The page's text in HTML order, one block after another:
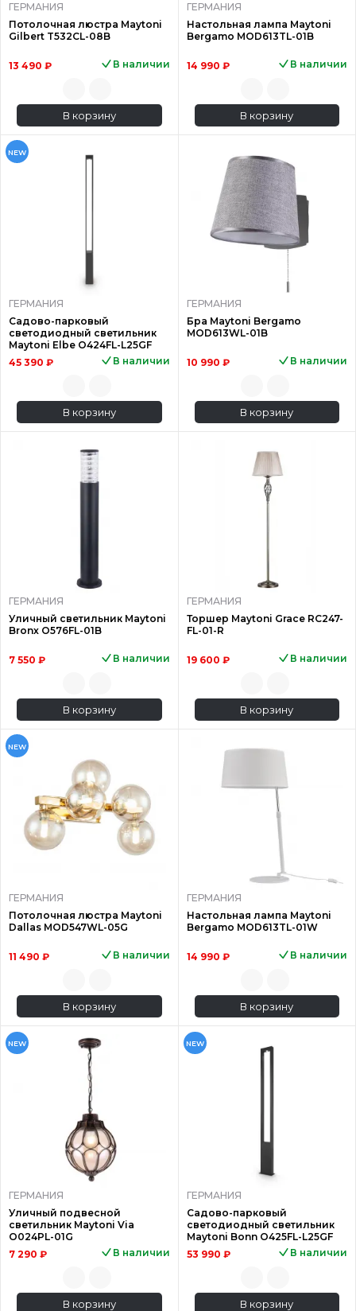
ГЕРМАНИЯ
Потолочная люстра Maytoni
Gilbert T532CL-08B
13 490 ₽ В наличии
В корзину
ГЕРМАНИЯ
Настольная лампа Maytoni
Bergamo MOD613TL-01B
14 990 ₽ В наличии
В корзину
NEW
ГЕРМАНИЯ
Садово-парковый
светодиодный светильник
Maytoni Elbe O424FL-L25GF
45 390 ₽
В наличии
В корзину
ГЕРМАНИЯ
Бра Maytoni Bergamo
MOD613WL-01B
10 990 ₽ В наличии
В корзину
ГЕРМАНИЯ
Уличный светильник Maytoni
Bronx O576FL-01B
7 550 ₽ В наличии
В корзину
ГЕРМАНИЯ
Торшер Maytoni Grace RC247-
FL-01-R
19 600 ₽ В наличии
В корзину
NEW
ГЕРМАНИЯ
Потолочная люстра Maytoni
Dallas MOD547WL-05G
11 490 ₽ В наличии
В корзину
ГЕРМАНИЯ
Настольная лампа Maytoni
Bergamo MOD613TL-01W
14 990 ₽ В наличии
В корзину
NEW
ГЕРМАНИЯ
Уличный подвесной
светильник Maytoni Via
O024PL-01G
7 290 ₽
В наличии
В корзину
NEW
ГЕРМАНИЯ
Садово-парковый
светодиодный светильник
Maytoni Bonn O425FL-L25GF
53 990 ₽
В наличии
В корзину